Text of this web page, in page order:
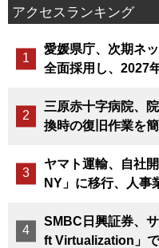
アクセスランキング
愛媛県庁、次期ネ
全面採用し、2027
三原赤十字病院、
換時の復旧作業を
ヤマト運輸、自社
NY」に移行、人事
SMBC日興証券、
ft Virtualization」